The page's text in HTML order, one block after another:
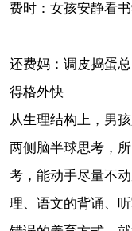
费时： 女孩安静看
还费妈： 调皮捣蛋
得格外快
从生理结构上，男
两侧脑半球思考，
考，能动手尽量不
理、语文的背诵、